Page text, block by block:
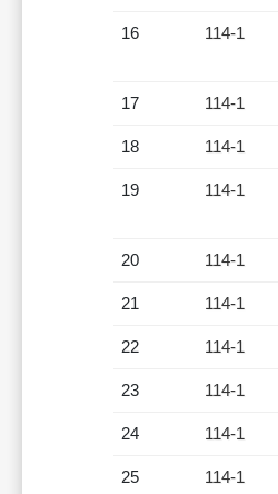
16 114-1
17 114-1
18 114-1
19 114-1
20 114-1
21 114-1
22 114-1
23 114-1
24 114-1
25 114-1